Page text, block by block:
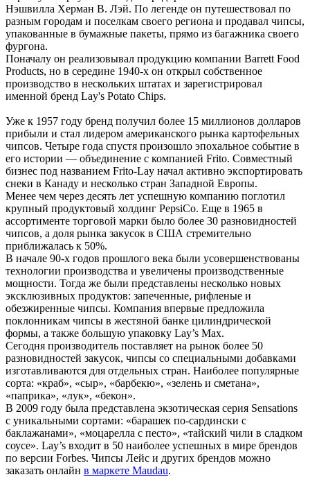
Нэшвилла Херман В. Лэй. По легенде он путешествовал по
разным городам и поселкам своего региона и продавал чипсы,
упакованные в бумажные пакеты, прямо из багажника своего
фургона.
Поначалу он реализовывал продукцию компании Barrett Food
Products, но в середине 1940-х он открыл собственное
производство в нескольких штатах и зарегистрировал
именной бренд Lay's Potato Chips.
Уже к 1957 году бренд получил более 15 миллионов долларов
прибыли и стал лидером американского рынка картофельных
чипсов. Четыре года спустя произошло эпохальное событие в
его истории — объединение с компанией Frito. Совместный
бизнес под названием Frito-Lay начал активно экспортировать
снеки в Канаду и несколько стран Западной Европы.
Менее чем через десять лет успешную компанию поглотил
крупный продуктовый холдинг PepsiCo. Еще в 1965 в
ассортименте торговой марки было более 30 разновидностей
чипсов, а доля рынка закусок в США стремительно
приближалась к 50%.
В начале 90-х годов прошлого века были усовершенствованы
технологии производства и увеличены производственные
мощности. Тогда же были представлены несколько новых
эксклюзивных продуктов: запеченные, рифленые и
обезжиренные чипсы. Компания впервые предложила
поклонникам чипсы в жестяной банке цилиндрической
формы, а также большую упаковку Lay’s Max.
Сегодня производитель поставляет на рынок более 50
разновидностей закусок, чипсы со специальными добавками
изготавливаются для отдельных стран. Наиболее популярные
сорта: «краб», «сыр», «барбекю», «зелень и сметана»,
«паприка», «лук», «бекон».
В 2009 году была представлена экзотическая серия Sensations
с уникальными сортами: «барашек по-сардински с
баклажанами», «моцарелла с песто», «тайский чили в сладком
соусе». Lay’s входит в 50 наиболее успешных в мире брендов
по версии Forbes. Чипсы Лейс и других брендов можно
заказать онлайн в маркете Maudau.